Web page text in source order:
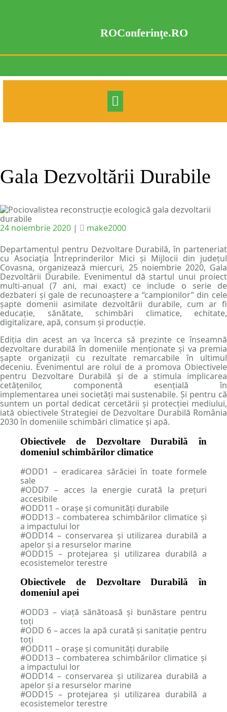
ROConferinţe.RO
Gala Dezvoltării Durabile
Posted
24 noiembrie 2020 | Posted
make2000
Departamentul pentru Dezvoltare Durabilă, în parteneriat
cu Asociația Întreprinderilor Mici și Mijlocii din județul
Covasna, organizează miercuri, 25 noiembrie 2020, Gala
Dezvoltării Durabile. Evenimentul dă startul unui proiect
multi-anual (7 ani, mai exact) ce include o serie de
dezbateri și gale de recunoaștere a “campionilor” din cele
șapte domenii asimilate dezvoltării durabile, cum ar fi
educație, sănătate, schimbări climatice, echitate,
digitalizare, apă, consum și producție.
Ediția din acest an va încerca să prezinte ce înseamnă
dezvoltare durabilă în domeniile menționate și va premia
șapte organizații cu rezultate remarcabile în ultimul
deceniu. Evenimentul are rolul de a promova Obiectivele
pentru Dezvoltare Durabilă și de a stimula implicarea
cetățenilor, componentă esențială în
implementarea unei societăți mai sustenabile. Și pentru că
suntem un portal dedicat cercetării și protecției mediului,
iată obiectivele Strategiei de Dezvoltare Durabilă România
2030 în domeniile schimbări climatice și apă.
Obiectivele de Dezvoltare Durabilă în
domeniul schimbărilor climatice
#ODD1 – eradicarea sărăciei în toate formele
sale
#ODD7 – acces la energie curată la prețuri
accesibile
#ODD11 – orașe și comunități durabile
#ODD13 – combaterea schimbărilor climatice şi
a impactului lor
#ODD14 – conservarea şi utilizarea durabilă a
apelor şi a resurselor marine
#ODD15 – protejarea şi utilizarea durabilă a
ecosistemelor terestre
Obiectivele de Dezvoltare Durabilă în
domeniul apei
#ODD3 – viață sănătoasă şi bunăstare pentru
toți
#ODD 6 – acces la apă curată şi sanitație pentru
toți
#ODD11 – orașe și comunități durabile
#ODD13 – combaterea schimbărilor climatice şi
a impactului lor
#ODD14 – conservarea şi utilizarea durabilă a
apelor şi a resurselor marine
#ODD15 – protejarea şi utilizarea durabilă a
ecosistemelor terestre